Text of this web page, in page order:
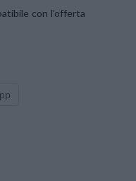
con l’offerta